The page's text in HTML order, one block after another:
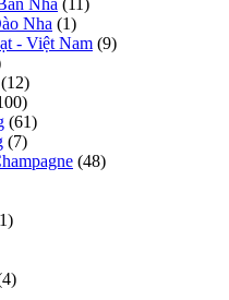
Nha (11)
Nha (1)
- Việt Nam (9)
(12)
(61)
(7)
(48)